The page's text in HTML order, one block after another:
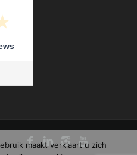
maakt verklaart u zich